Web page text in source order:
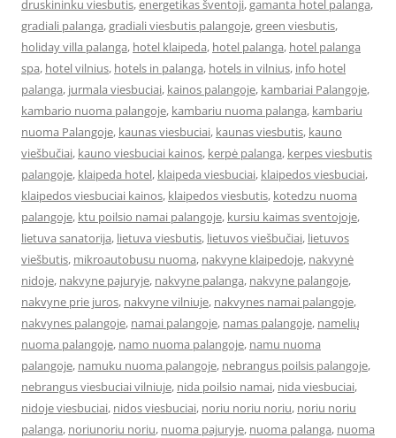
druskininku viesbutis,energetikas šventoji,gamanta hotel palanga,
gradiali palanga,gradiali viesbutis palangoje,green viesbutis,
holiday villa palanga, hotel klaipeda, hotel palanga, hotel palanga
spa, hotel vilnius, hotels in palanga, hotels in vilnius, info hotel
palanga, jurmala viesbuciai, kainos palangoje, kambariai Palangoje,
kambario nuoma palangoje, kambariu nuoma palanga, kambariu
nuoma Palangoje, kaunas viesbuciai, kaunas viesbutis, kauno
viešbučiai, kauno viesbuciai kainos, kerpė palanga, kerpes viesbutis
palangoje, klaipeda hotel, klaipeda viesbuciai, klaipedos viesbuciai,
klaipedos viesbuciai kainos, klaipedos viesbutis, kotedzu nuoma
palangoje, ktu poilsio namai palangoje, kursiu kaimas sventojoje,
lietuva sanatorija, lietuva viesbutis, lietuvos viešbučiai, lietuvos
viešbutis, mikroautobusu nuoma, nakvyne klaipedoje, nakvynė
nidoje, nakvyne pajuryje, nakvyne palanga, nakvyne palangoje,
nakvyne prie juros, nakvyne vilniuje, nakvynes namai palangoje,
nakvynes palangoje, namai palangoje, namas palangoje, namelių
nuoma palangoje, namo nuoma palangoje, namu nuoma
palangoje, namuku nuoma palangoje, nebrangus poilsis palangoje,
nebrangus viesbuciai vilniuje, nida poilsio namai, nida viesbuciai,
nidoje viesbuciai, nidos viesbuciai, noriu noriu noriu, noriu noriu
palanga, noriunoriu noriu, nuoma pajuryje, nuoma palanga, nuoma